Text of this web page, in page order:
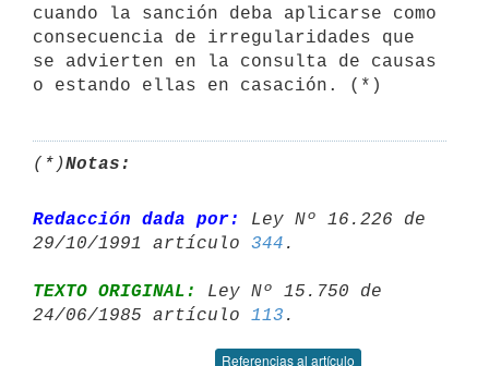
cuando la sanción deba aplicarse como
consecuencia de irregularidades que
se advierten en la consulta de causas
(*)Notas:
Redacción dada por:
Ley Nº 16.226 de
29/10/1991 artículo 344
TEXTO ORIGINAL:
Ley Nº 15.750 de
24/06/1985 artículo 113
Referencias al artículo